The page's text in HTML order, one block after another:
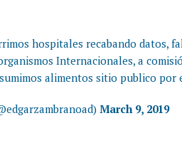
hospitales recabando datos,
Internacionales, a
alimentos sitio publico por
March 9, 2019